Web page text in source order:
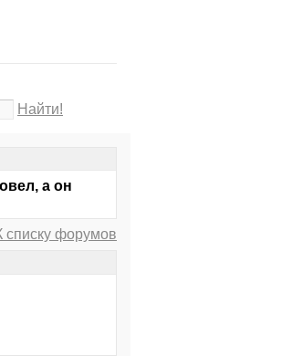
Найти!
а он
списку форумов